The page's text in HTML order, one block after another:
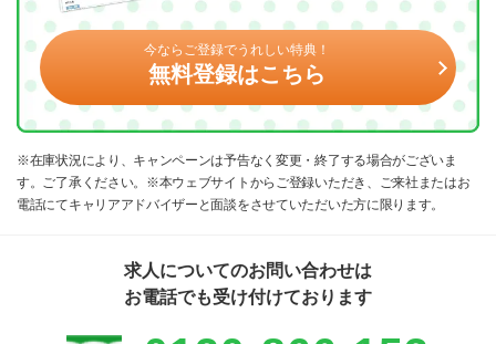
今ならご登録でうれしい特典！
無料登録はこちら
※在庫状況により、キャンペーンは予告なく変更・終了する場合がございま
す。ご了承ください。※本ウェブサイトからご登録いただき、ご来社またはお
電話にてキャリアアドバイザーと面談をさせていただいた方に限ります。
求人についてのお問い合わせは
お電話でも受け付けております